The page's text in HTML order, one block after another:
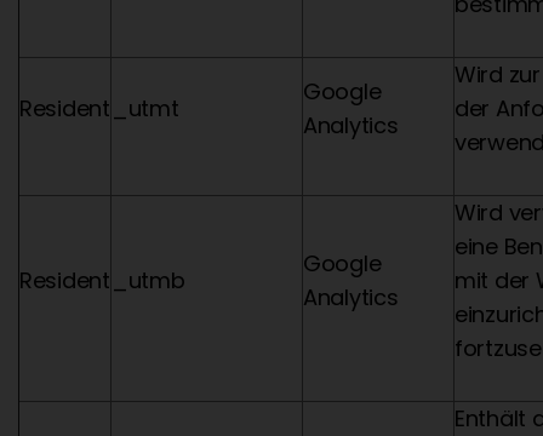
Resident _utmt
Google
Analytics
Wird
der
Resident _utmb
Google
Analytics
Wird
eine
mit der
Enthält